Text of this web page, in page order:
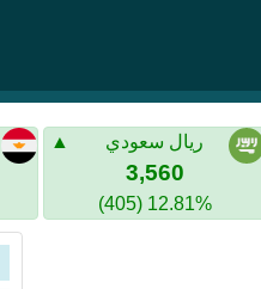
ريال سعودي
3,560
12.81% (405)